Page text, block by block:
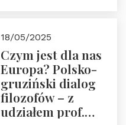
społeczny, członek
Kapituły Nagrody
im. Prezydenta
Lecha
Kaczyńskiego.
Wielki autorytet.
18/05/2025
Czym jest dla nas
Europa? Polsko-
gruziński dialog
filozofów – z
udziałem prof.